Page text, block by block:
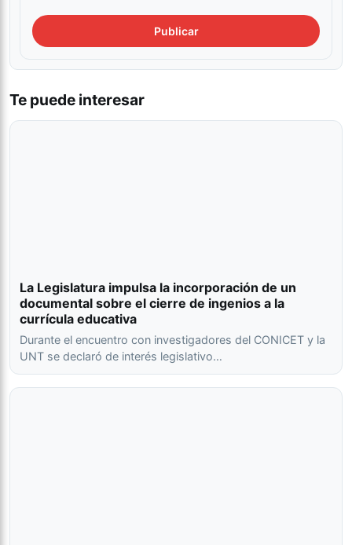
Te puede interesar
La Legislatura impulsa la incorporación de un
documental sobre el cierre de ingenios a la
currícula educativa
Durante el encuentro con investigadores del CONICET y la
UNT se declaró de interés legislativo…